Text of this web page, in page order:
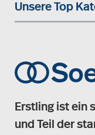
Unsere Top
Erstling ist ein
und Teil der